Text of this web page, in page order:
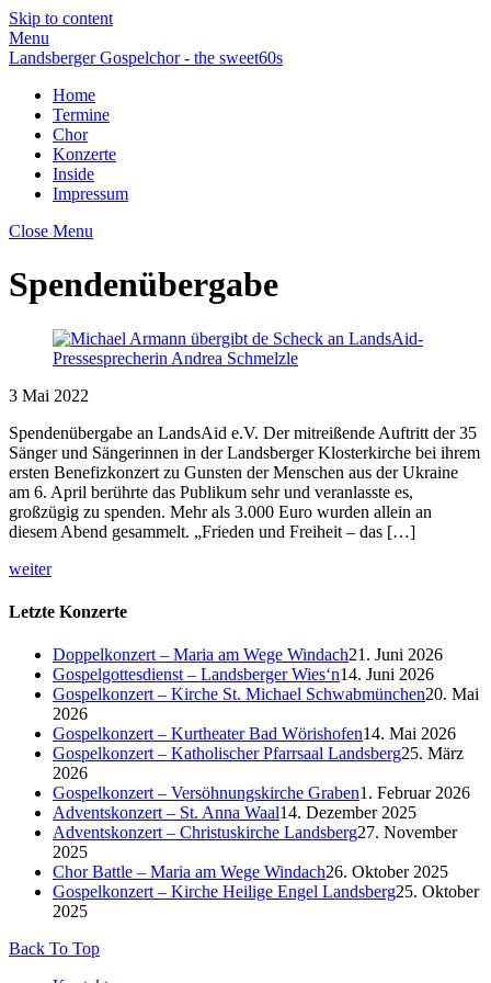
Skip to content
Menu
Landsberger Gospelchor - the sweet60s
Home
Termine
Chor
Konzerte
Inside
Impressum
Close Menu
Spendenübergabe
3 Mai 2022
Spendenübergabe an LandsAid e.V. Der mitreißende Auftritt der 35
Sänger und Sängerinnen in der Landsberger Klosterkirche bei ihrem
ersten Benefizkonzert zu Gunsten der Menschen aus der Ukraine
am 6. April berührte das Publikum sehr und veranlasste es,
großzügig zu spenden. Mehr als 3.000 Euro wurden allein an
diesem Abend gesammelt. „Frieden und Freiheit – das […]
weiter
Letzte Konzerte
Doppelkonzert – Maria am Wege Windach21. Juni 2026
Gospelgottesdienst – Landsberger Wies‘n14. Juni 2026
Gospelkonzert – Kirche St. Michael Schwabmünchen20. Mai
2026
Gospelkonzert – Kurtheater Bad Wörishofen14. Mai 2026
Gospelkonzert – Katholischer Pfarrsaal Landsberg25. März
2026
Gospelkonzert – Versöhnungskirche Graben1. Februar 2026
Adventskonzert – St. Anna Waal14. Dezember 2025
Adventskonzert – Christuskirche Landsberg27. November
2025
Chor Battle – Maria am Wege Windach26. Oktober 2025
Gospelkonzert – Kirche Heilige Engel Landsberg25. Oktober
2025
Back To Top